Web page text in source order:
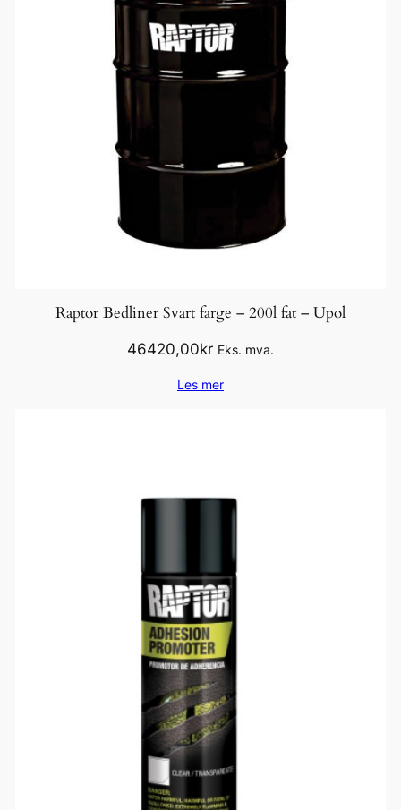
Raptor Bedliner Svart farge – 200l fat – Upol
46420,00kr Eks. mva.
Les mer